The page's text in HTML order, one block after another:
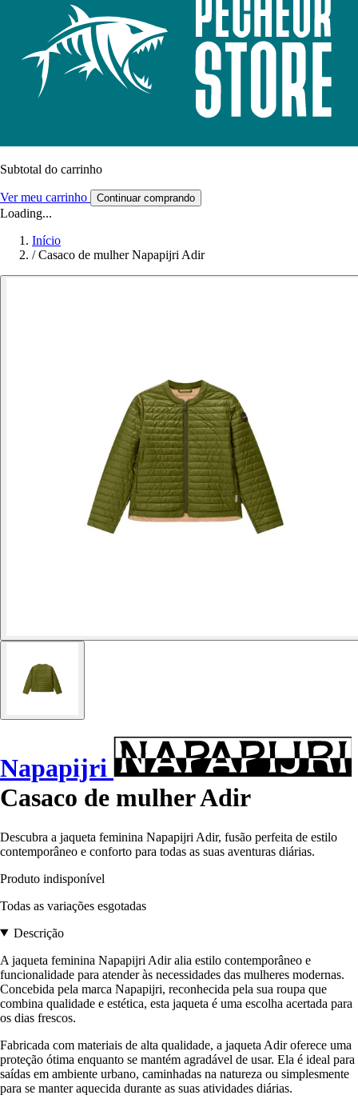
Subtotal do carrinho
Ver meu carrinho Continuar comprando
Loading...
Início
/ Casaco de mulher Napapijri Adir
Napapijri
Casaco de mulher Adir
Descubra a jaqueta feminina Napapijri Adir, fusão perfeita de estilo
contemporâneo e conforto para todas as suas aventuras diárias.
Produto indisponível
Todas as variações esgotadas
Descrição
A jaqueta feminina Napapijri Adir alia estilo contemporâneo e
funcionalidade para atender às necessidades das mulheres modernas.
Concebida pela marca Napapijri, reconhecida pela sua roupa que
combina qualidade e estética, esta jaqueta é uma escolha acertada para
os dias frescos.
Fabricada com materiais de alta qualidade, a jaqueta Adir oferece uma
proteção ótima enquanto se mantém agradável de usar. Ela é ideal para
saídas em ambiente urbano, caminhadas na natureza ou simplesmente
para se manter aquecida durante as suas atividades diárias.